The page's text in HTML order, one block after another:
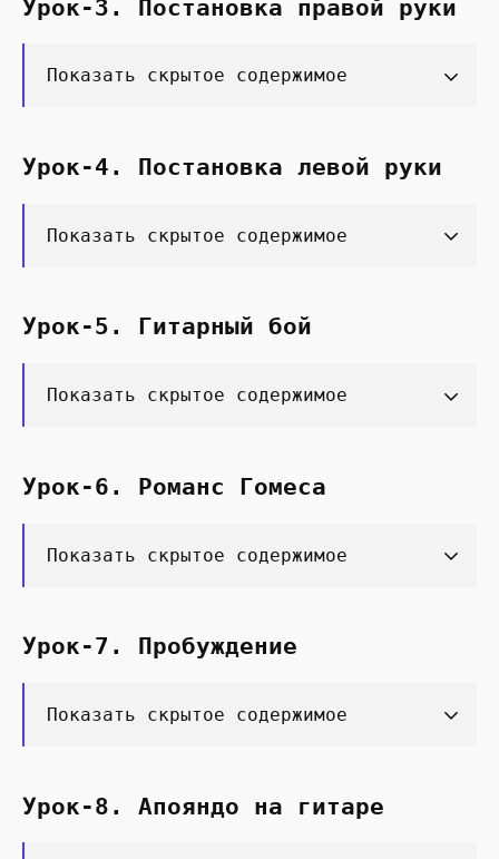
Урок-3. Постановка правой руки
Показать скрытое содержимое
Урок-4. Постановка левой руки
Показать скрытое содержимое
Урок-5. Гитарный бой
Показать скрытое содержимое
Урок-6. Романс Гомеса
Показать скрытое содержимое
Урок-7. Пробуждение
Показать скрытое содержимое
Урок-8. Апояндо на гитаре